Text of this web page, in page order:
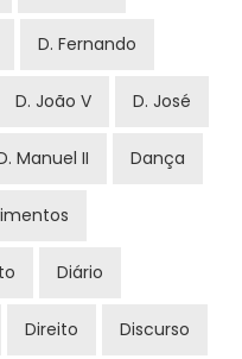
D. Fernando
D. João V D. José
Manuel II Dança
Diário
Direito Discurso